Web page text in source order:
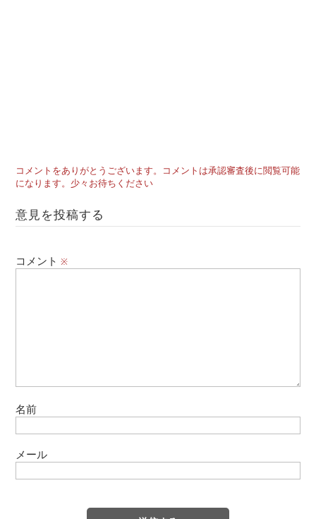
コメントをありがとうございます。コメントは承認審査後に閲覧可能
になります。少々お待ちください
意見を投稿する
コメント※
名前
メール